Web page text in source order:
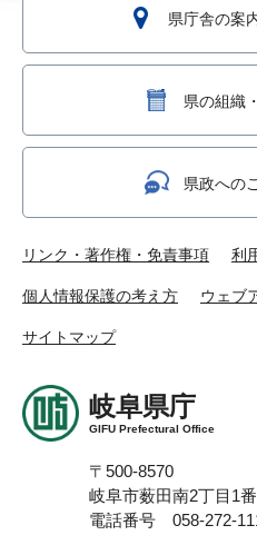
県庁舎の案
県の組織
県政への
リンク・著作権・免責事項 利
個人情報保護の考え方 ウェブ
サイトマップ
岐阜県庁
GIFU Prefectural Office
〒500-8570
岐阜市薮田南2丁目1
電話番号 058-272-